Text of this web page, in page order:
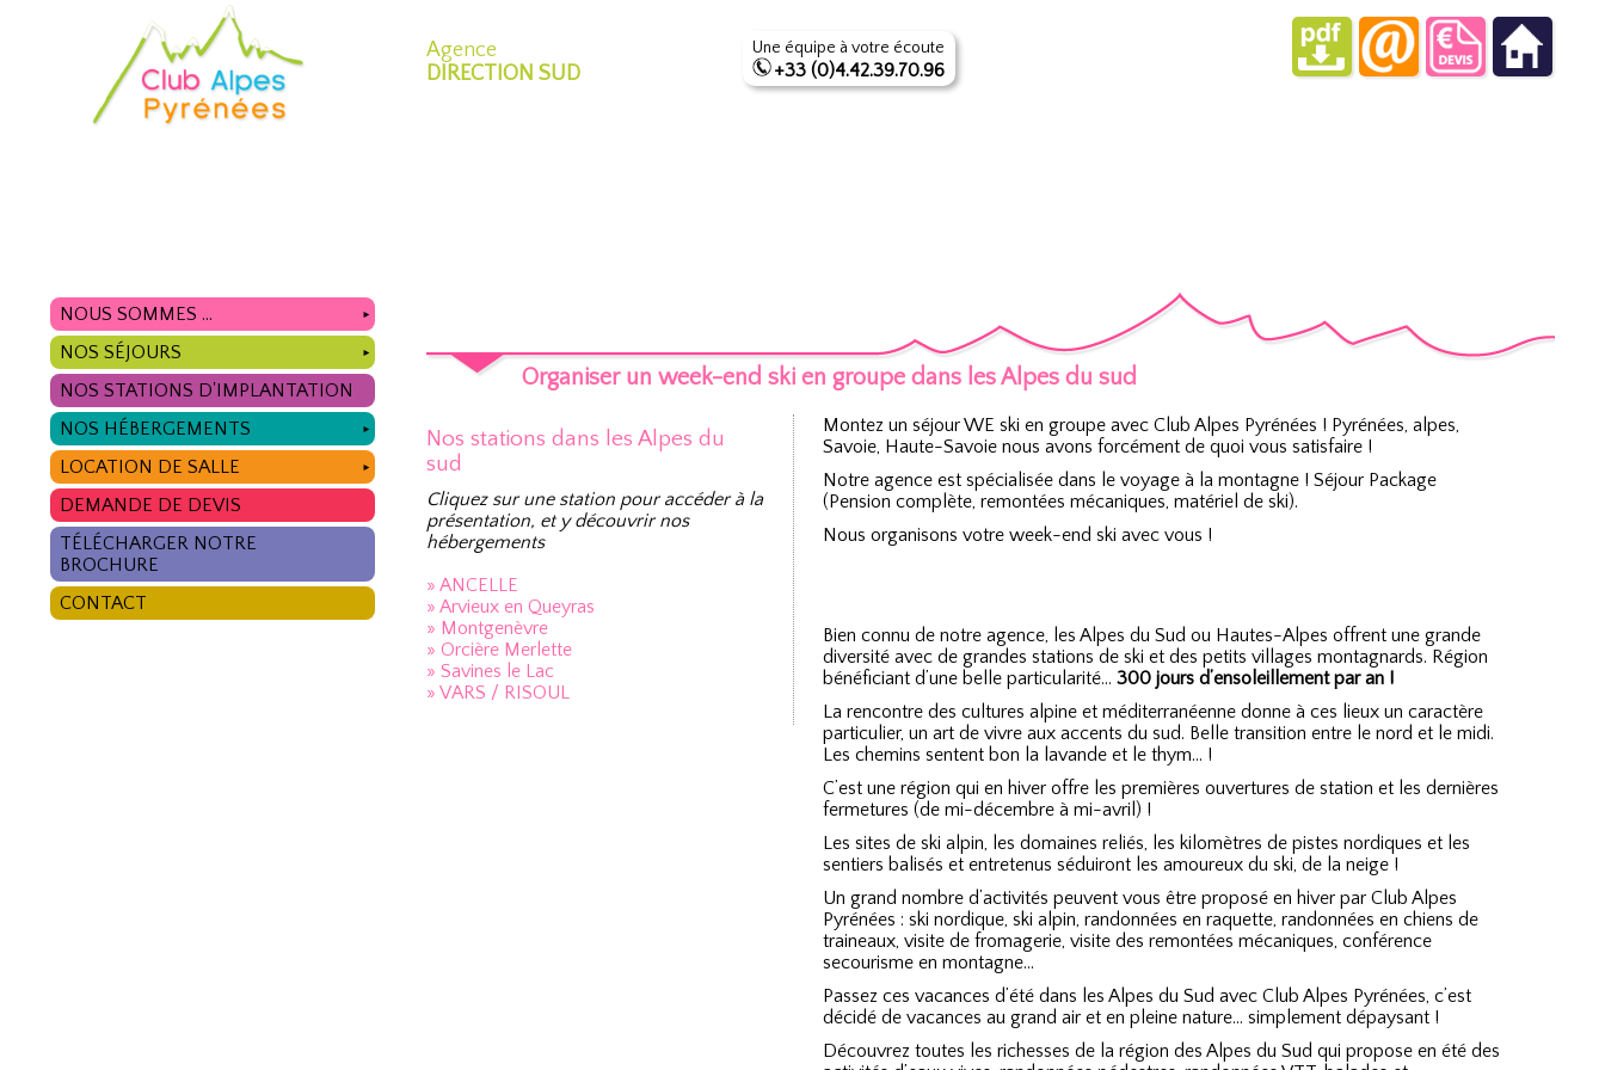
Agence
DIRECTION SUD
Une équipe à votre écoute
+33 (0)4.42.39.70.96
NOUS SOMMES ... ►
NOS SÉJOURS ►
NOS STATIONS D'IMPLANTATION
NOS HÉBERGEMENTS
►
LOCATION DE SALLE ►
DEMANDE DE DEVIS
TÉLÉCHARGER NOTRE
BROCHURE
CONTACT
Organiser un week-end ski en groupe dans les Alpes du sud
Nos stations dans les Alpes du
sud
Cliquez sur une station pour accéder à la
présentation, et y découvrir nos
hébergements
» ANCELLE
» Arvieux en Queyras
» Montgenèvre
» Orcière Merlette
» Savines le Lac
» VARS / RISOUL
Montez un séjour WE ski en groupe avec Club Alpes Pyrénées ! Pyrénées, alpes,
Savoie, Haute-Savoie nous avons forcément de quoi vous satisfaire !
Notre agence est spécialisée dans le voyage à la montagne ! Séjour Package
(Pension complète, remontées mécaniques, matériel de ski).
Nous organisons votre week-end ski avec vous !
Bien connu de notre agence, les Alpes du Sud ou Hautes-Alpes offrent une grande
diversité avec de grandes stations de ski et des petits villages montagnards. Région
bénéficiant d’une belle particularité… 300 jours d’ensoleillement par an !
La rencontre des cultures alpine et méditerranéenne donne à ces lieux un caractère
particulier, un art de vivre aux accents du sud. Belle transition entre le nord et le midi.
Les chemins sentent bon la lavande et le thym… !
C’est une région qui en hiver offre les premières ouvertures de station et les dernières
fermetures (de mi-décembre à mi-avril) !
Les sites de ski alpin, les domaines reliés, les kilomètres de pistes nordiques et les
sentiers balisés et entretenus séduiront les amoureux du ski, de la neige !
Un grand nombre d’activités peuvent vous être proposé en hiver par Club Alpes
Pyrénées : ski nordique, ski alpin, randonnées en raquette, randonnées en chiens de
traineaux, visite de fromagerie, visite des remontées mécaniques, conférence
secourisme en montagne…
Passez ces vacances d’été dans les Alpes du Sud avec Club Alpes Pyrénées, c’est
décidé de vacances au grand air et en pleine nature… simplement dépaysant !
Découvrez toutes les richesses de la région des Alpes du Sud qui propose en été des